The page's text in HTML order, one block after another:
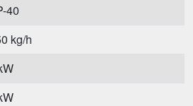
40
kg/h